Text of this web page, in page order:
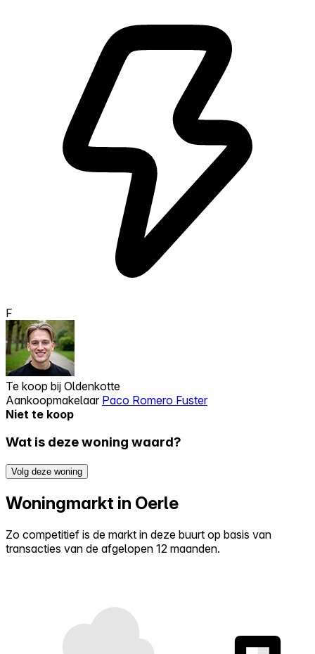
F
Te koop bij Oldenkotte
Aankoopmakelaar Paco Romero Fuster
Niet te koop
Wat is deze woning waard?
Volg deze woning
Woningmarkt in Oerle
Zo competitief is de markt in deze buurt op basis van
transacties van de afgelopen 12 maanden.